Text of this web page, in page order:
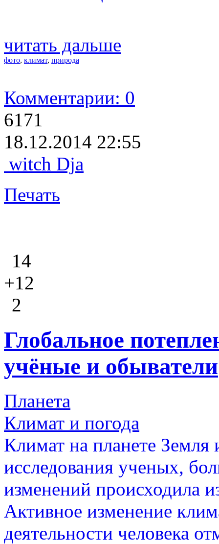
читать дальше
фото, климат, природа
Комментарии: 0
6171
18.12.2014 22:55
witch Dja
Печать
14
+12
2
Глобальное
учёные и обыватели
Планета
Климат и погода
Климат на планете Земля
исследования ученых,
изменений происходила
Активное изменение
деятельности человека